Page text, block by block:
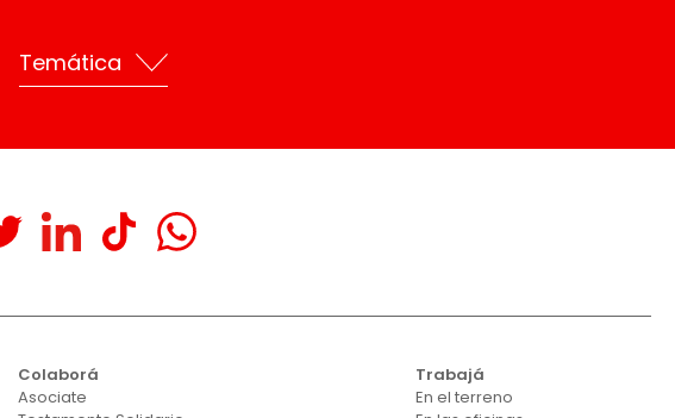
Colaborá
Asociate
Trabajá
En el terreno